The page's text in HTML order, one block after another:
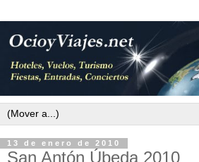
13 de enero de 2010
San Antón Úbeda 2010